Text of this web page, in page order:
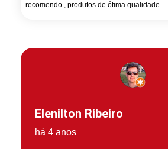
recomendo , produtos de ótima qualidade.
Elenilton Ribeiro
há 4 anos